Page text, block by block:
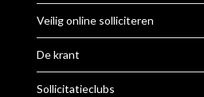
Veilig online solliciteren
De krant
Sollicitatieclubs